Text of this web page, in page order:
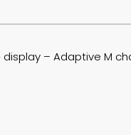
– Adaptive M